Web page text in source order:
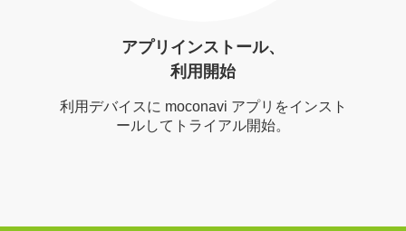
アプリインストール、
利用開始
利用デバイスに moconavi アプリをインスト
ールしてトライアル開始。